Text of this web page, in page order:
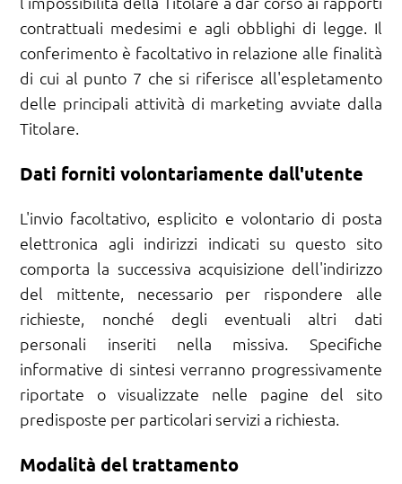
contrattuali medesimi e agli obblighi di legge. Il
conferimento è facoltativo in relazione alle finalità
di cui al punto 7 che si riferisce all'espletamento
delle principali attività di marketing avviate dalla
Titolare.
Dati forniti volontariamente dall'utente
L'invio facoltativo, esplicito e volontario di posta
elettronica agli indirizzi indicati su questo sito
comporta la successiva acquisizione dell'indirizzo
del mittente, necessario per rispondere alle
richieste, nonché degli eventuali altri dati
personali inseriti nella missiva. Specifiche
informative di sintesi verranno progressivamente
riportate o visualizzate nelle pagine del sito
predisposte per particolari servizi a richiesta.
Modalità del trattamento